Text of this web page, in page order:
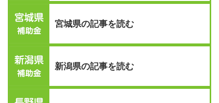
宮城県の記事を読む
新潟県の記事を読む